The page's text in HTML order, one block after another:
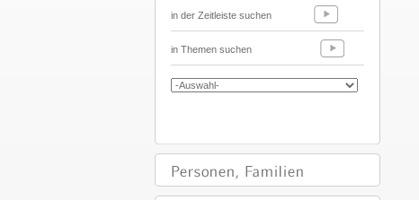
in der Zeitleiste suchen
in Themen suchen